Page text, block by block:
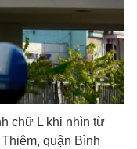
chữ L khi nhìn từ
quận Bình